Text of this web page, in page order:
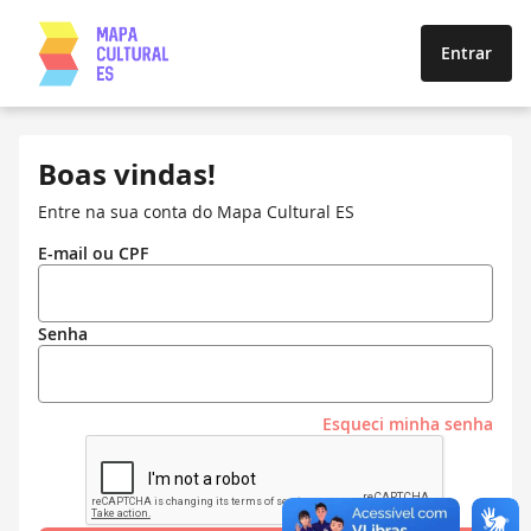
Entrar
Boas vindas!
Entre na sua conta do Mapa Cultural ES
E-mail ou CPF
Senha
Esqueci minha senha